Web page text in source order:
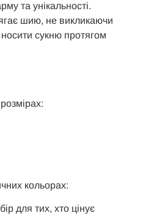
та унікальності.
шию, не викликаючи
сукню протягом
кольорах:
для тих, хто цінує